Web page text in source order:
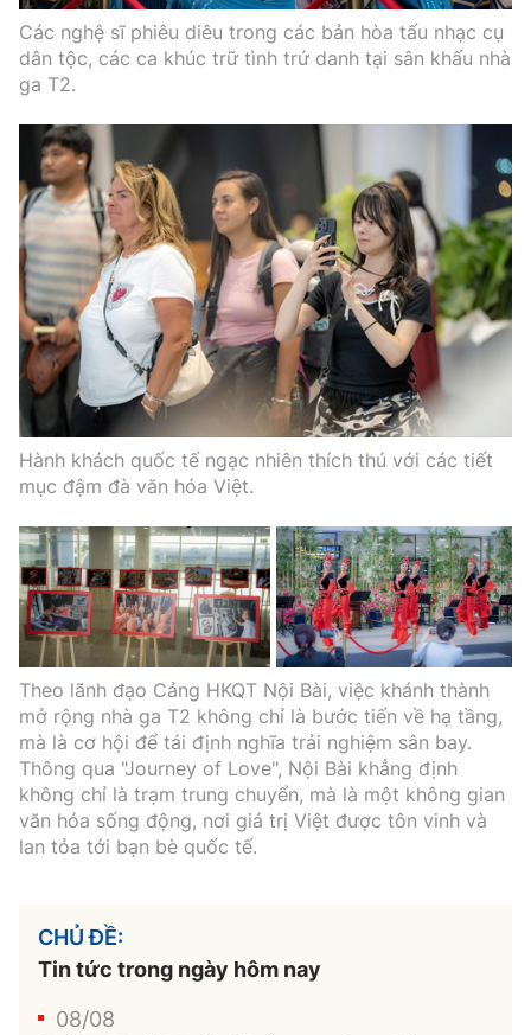
Các nghệ sĩ phiêu diêu trong các bản hòa tấu nhạc cụ
dân tộc, các ca khúc trữ tình trứ danh tại sân khấu nhà
ga T2.
Hành khách quốc tế ngạc nhiên thích thú với các tiết
mục đậm đà văn hóa Việt.
Theo lãnh đạo Cảng HKQT Nội Bài, việc khánh thành
mở rộng nhà ga T2 không chỉ là bước tiến về hạ tầng,
mà là cơ hội để tái định nghĩa trải nghiệm sân bay.
Thông qua "Journey of Love", Nội Bài khẳng định
không chỉ là trạm trung chuyển, mà là một không gian
văn hóa sống động, nơi giá trị Việt được tôn vinh và
lan tỏa tới bạn bè quốc tế.
CHỦ ĐỀ:
Tin tức trong ngày hôm nay
08/08